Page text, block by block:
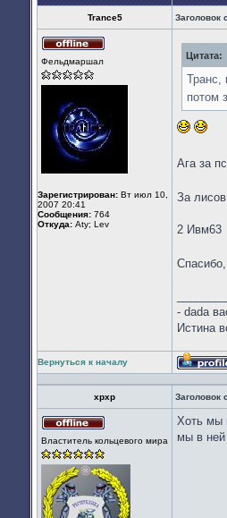
Trance5 Заголовок
Фельдмаршал
Зарегистрирован: Вт июл 10,
2007 20:41
Сообщения: 764
Откуда: Aty; Lev
Цитата:
Транс,
потом
Ага за
За
2 Ивм63
- dada
Истина
Вернуться к началу
xpxp Заголовок
в
Властитель кольцевого мира
Хоть мы
мы в ней